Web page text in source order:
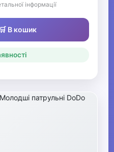
інформації
🛒 В кошик